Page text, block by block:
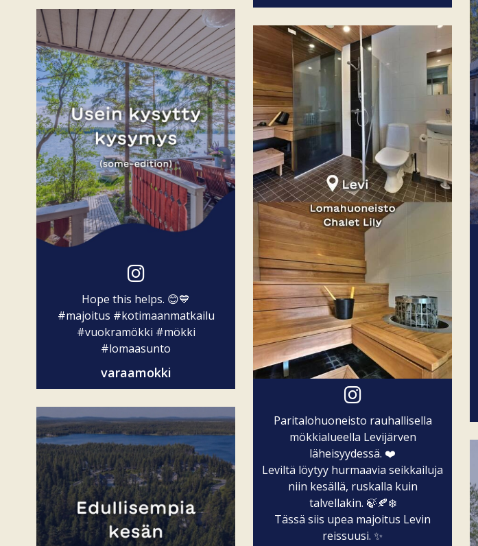
Hope this helps. 😊💙
#majoitus #kotimaanmatkailu
#vuokramökki #mökki
#lomaasunto
varaamokki
Paritalohuoneisto rauhallisella
mökkialueella Levijärven
läheisyydessä. ❤️
Leviltä löytyy hurmaavia seikkailuja
niin kesällä, ruskalla kuin
talvellakin. 🍃🍂❄️
Tässä siis upea majoitus Levin
reissuusi. ✨